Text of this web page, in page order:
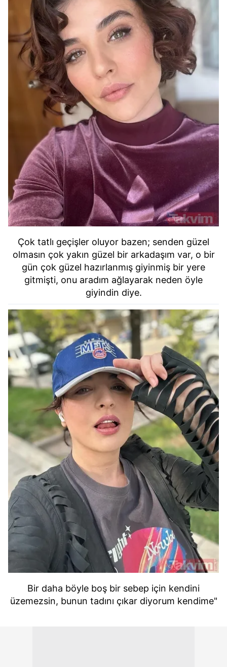
Çok tatlı geçişler oluyor bazen; senden güzel
olmasın çok yakın güzel bir arkadaşım var, o bir
gün çok güzel hazırlanmış giyinmiş bir yere
gitmişti, onu aradım ağlayarak neden öyle
giyindin diye.
Bir daha böyle boş bir sebep için kendini
üzemezsin, bunun tadını çıkar diyorum kendime"